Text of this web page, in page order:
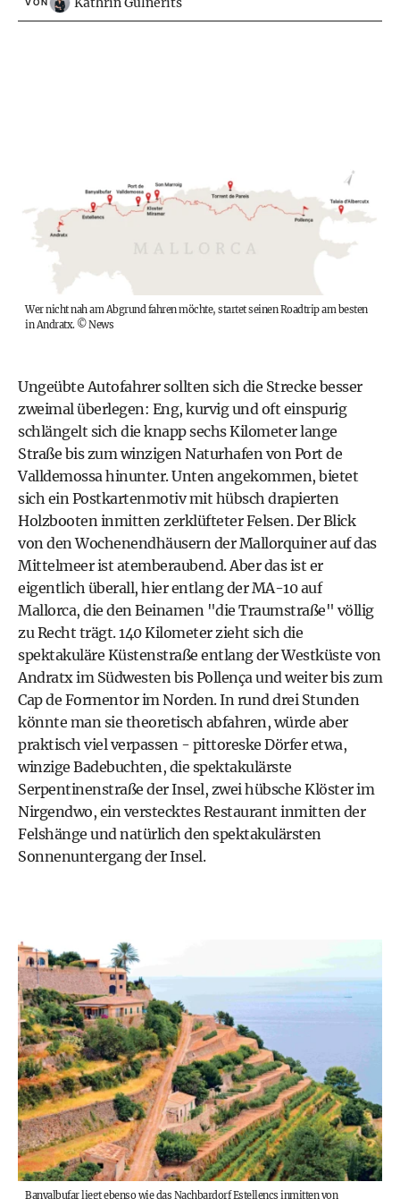
Wer nicht nah am Abgrund fahren möchte, startet seinen Roadtrip am besten
in Andratx. ©News
Ungeübte Autofahrer sollten sich die Strecke besser
zweimal überlegen: Eng, kurvig und oft einspurig
schlängelt sich die knapp sechs Kilometer lange
Straße bis zum winzigen Naturhafen von Port de
Valldemossa hinunter. Unten angekommen, bietet
sich ein Postkartenmotiv mit hübsch drapierten
Holzbooten inmitten zerklüfteter Felsen. Der Blick
von den Wochenendhäusern der Mallorquiner auf das
Mittelmeer ist atemberaubend. Aber das ist er
eigentlich überall, hier entlang der MA-10 auf
Mallorca, die den Beinamen "die Traumstraße" völlig
zu Recht trägt. 140 Kilometer zieht sich die
spektakuläre Küstenstraße entlang der Westküste von
Andratx im Südwesten bis Pollença und weiter bis zum
Cap de Formentor im Norden. In rund drei Stunden
könnte man sie theoretisch abfahren, würde aber
praktisch viel verpassen - pittoreske Dörfer etwa,
winzige Badebuchten, die spektakulärste
Serpentinenstraße der Insel, zwei hübsche Klöster im
Nirgendwo, ein verstecktes Restaurant inmitten der
Felshänge und natürlich den spektakulärsten
Sonnenuntergang der Insel.
Banyalbufar liegt ebenso wie das Nachbardorf Estellencs inmitten von